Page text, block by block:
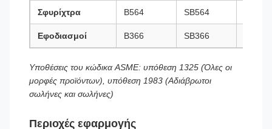
Σφυρίχτρα Β564 SB564
Εφοδιασμοί Β366 SB366
Υποθέσεις του κώδικα ASME: υπόθεση 1325 (Όλες οι
μορφές προϊόντων), υπόθεση 1983 (Αδιάβρωτοι
σωλήνες και σωλήνες)
Περιοχές εφαρμογής